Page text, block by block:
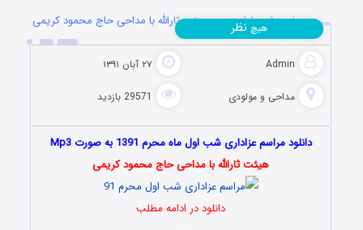
مراسم شب اول محرم هیئت ثارالله با مداحی حاج محمود کریمی
Admin ۲۷ آبان ۱۳۹۱
مداحی و مولودی 29571 بازدید
هیچ نظر
دانلود مراسم عزاداری شب اول ماه محرم 1391 به صورت Mp3
هیئت ثارالله با مداحی حاج محمود کریمی
دانلود در ادامه مطلب